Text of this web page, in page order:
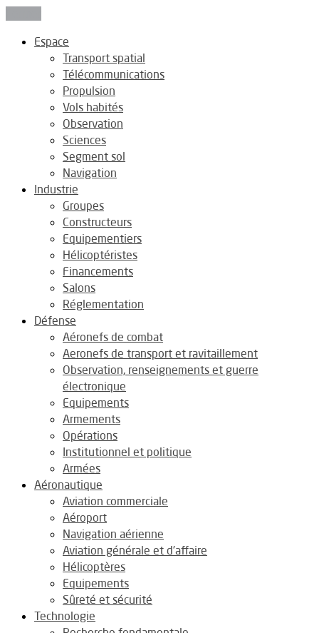
Espace
Transport spatial
Télécommunications
Propulsion
Vols habités
Observation
Sciences
Segment sol
Navigation
Industrie
Groupes
Constructeurs
Equipementiers
Hélicoptéristes
Financements
Salons
Réglementation
Défense
Aéronefs de combat
Aeronefs de transport et ravitaillement
Observation, renseignements et guerre
électronique
Equipements
Armements
Opérations
Institutionnel et politique
Armées
Aéronautique
Aviation commerciale
Aéroport
Navigation aérienne
Aviation générale et d’affaire
Hélicoptères
Equipements
Sûreté et sécurité
Technologie